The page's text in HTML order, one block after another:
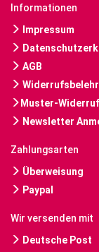
Informationen
Impressum
AGB
Muster-
Newsletter
Zahlungsarten
Überweisung
Paypal
Wir versenden mit
Deutsche Post